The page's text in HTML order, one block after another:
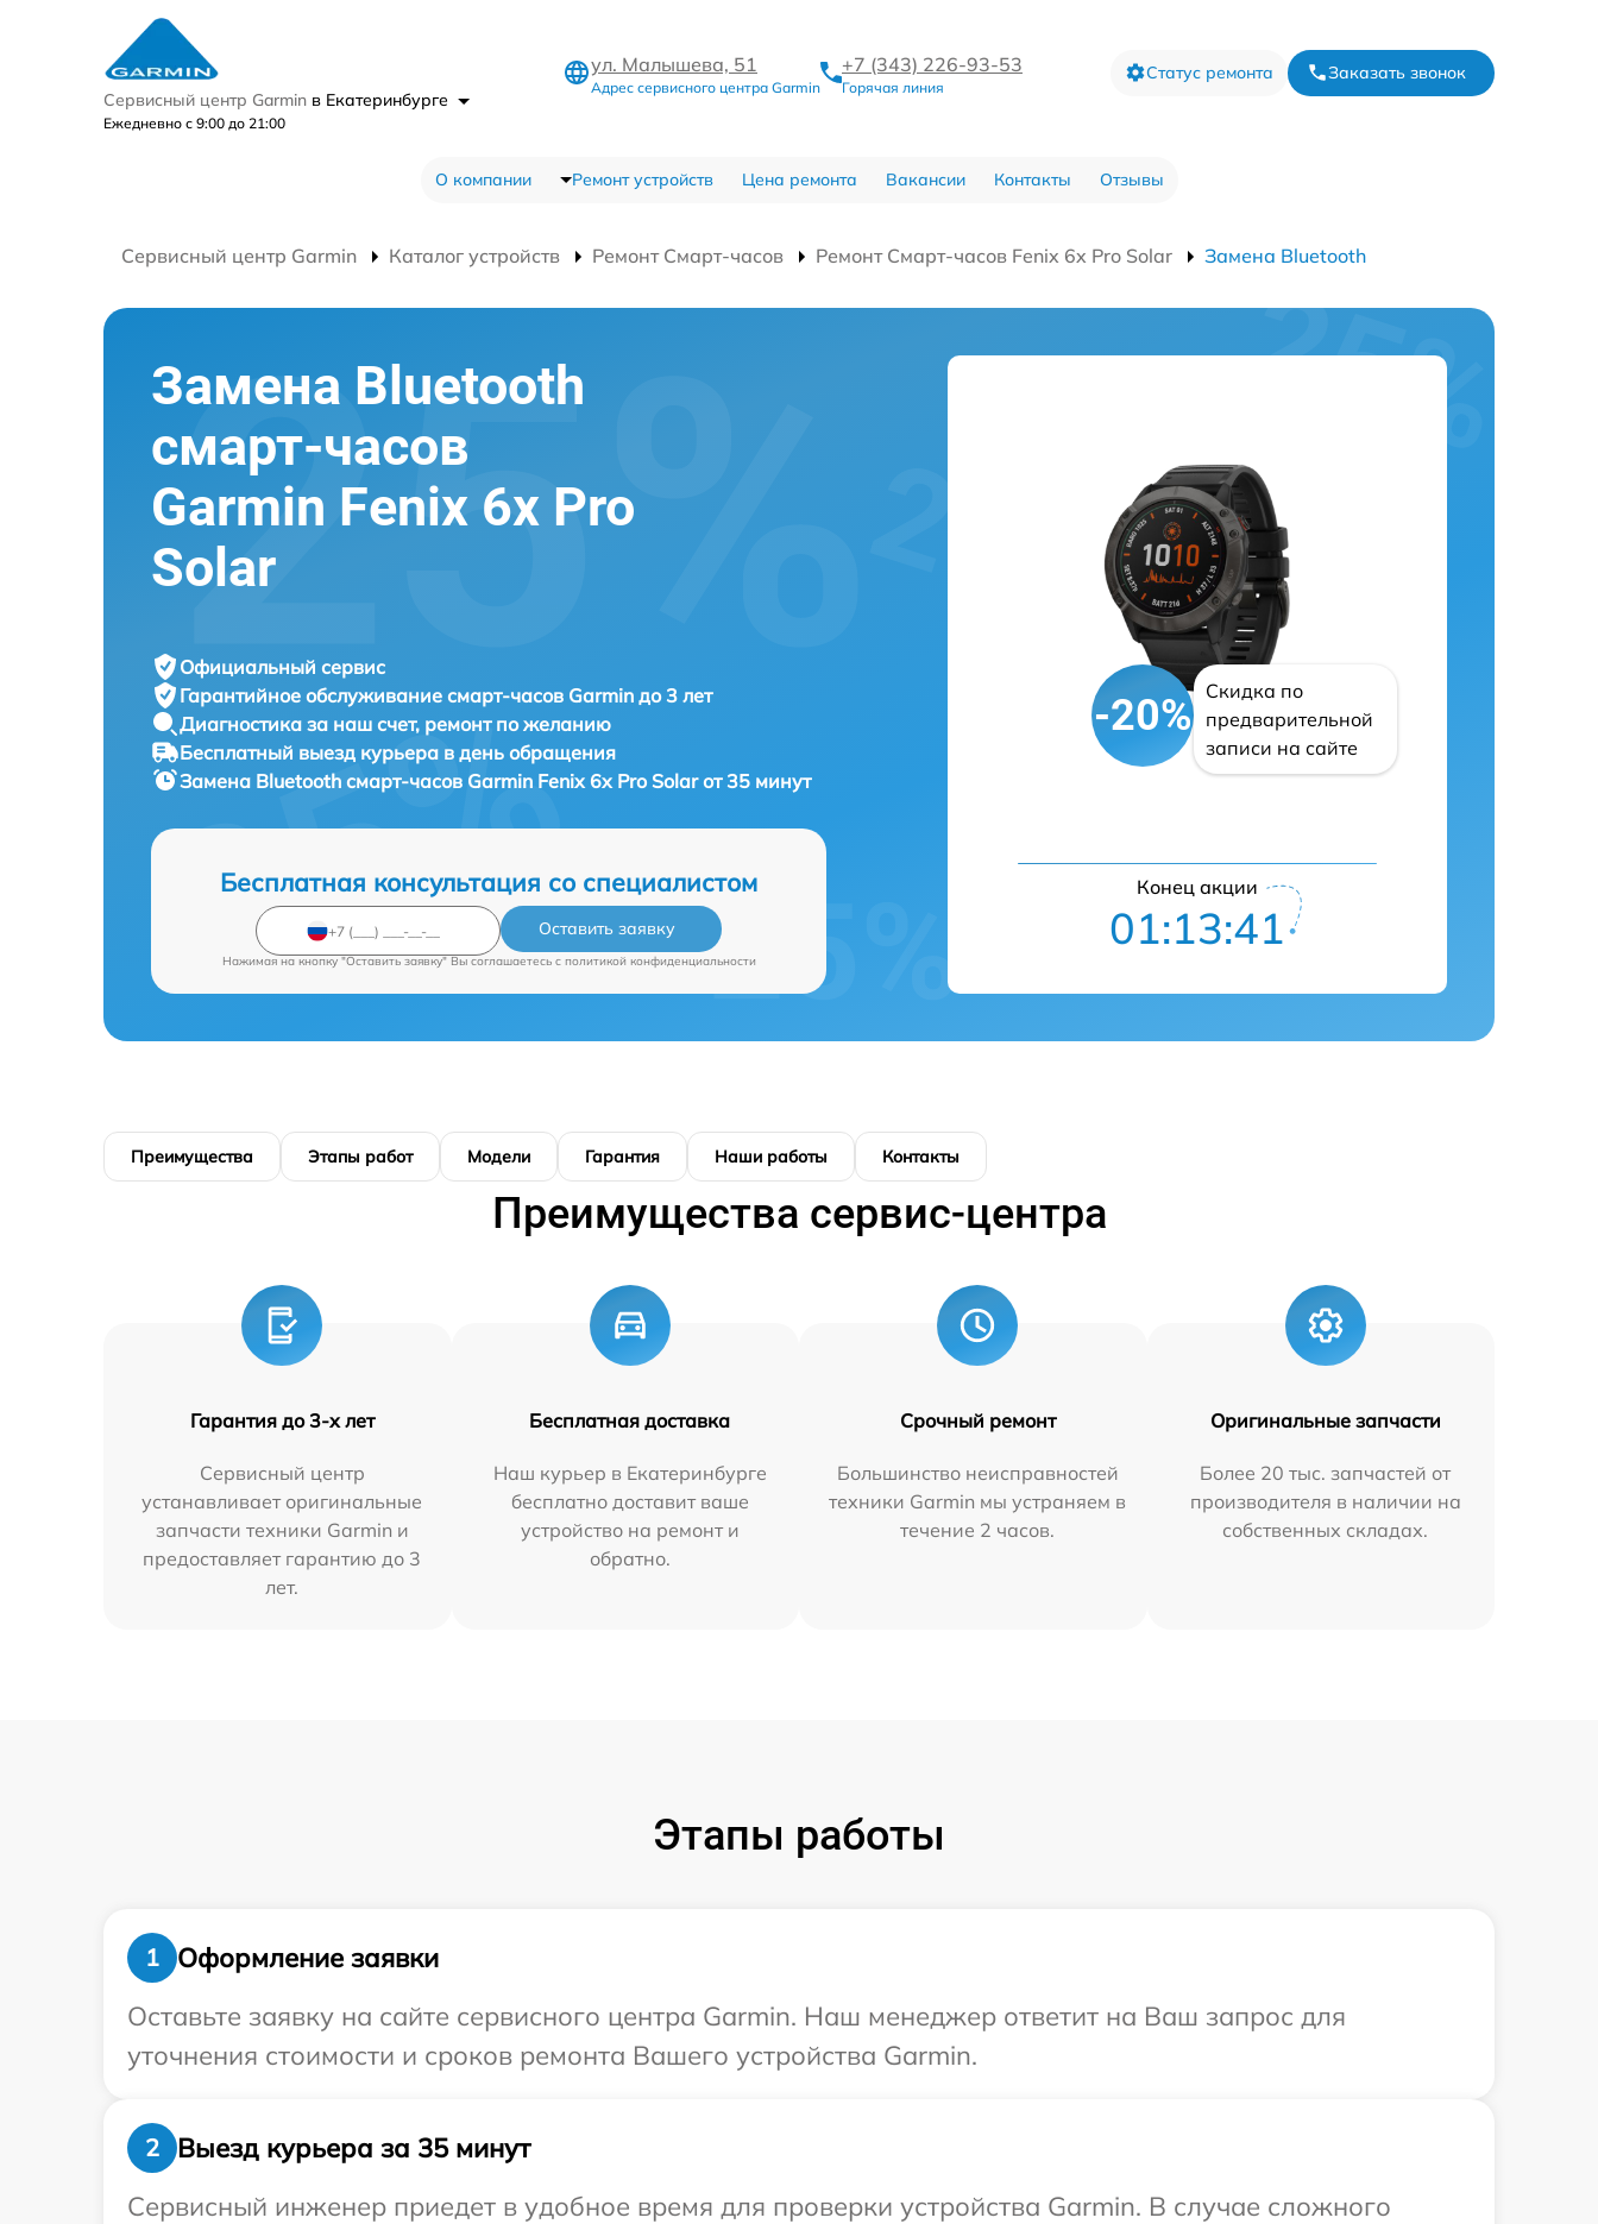
Сервисный центр Garmin в Екатеринбурге
Ежедневно с 9:00 до 21:00
ул. Малышева, 51
Адрес сервисного центра Garmin
+7 (343) 226-93-53
Горячая линия
Статус ремонта Заказать звонок
О компании Ремонт устройств Цена ремонта Вакансии Контакты Отзывы
Сервисный центр Garmin Каталог устройств Ремонт Смарт-часов Ремонт Смарт-часов Fenix 6x Pro Solar Замена Bluetooth
Замена Bluetooth
смарт-часов
Garmin Fenix 6x Pro
Solar
Официальный сервис
Гарантийное обслуживание смарт-часов Garmin до 3 лет
Диагностика за наш счет, ремонт по желанию
Бесплатный выезд курьера в день обращения
Замена Bluetooth смарт-часов Garmin Fenix 6x Pro Solar от 35 минут
Бесплатная консультация со специалистом
Оставить заявку
Нажимая на кнопку "Оставить заявку" Вы соглашаетесь c политикой конфиденциальности
-20%
Скидка по
предварительной
записи на сайте
Конец акции
01:13:40
Преимущества Этапы работ Модели Гарантия Наши работы Контакты
Преимущества сервис-центра
Гарантия до 3-х лет
Сервисный центр
устанавливает оригинальные
запчасти техники Garmin и
предоставляет гарантию до 3
лет.
Бесплатная доставка
Наш курьер в Екатеринбурге
бесплатно доставит ваше
устройство на ремонт и
обратно.
Срочный ремонт
Большинство неисправностей
техники Garmin мы устраняем в
течение 2 часов.
Оригинальные запчасти
Более 20 тыс. запчастей от
производителя в наличии на
собственных складах.
Этапы работы
1
Оформление заявки
Оставьте заявку на сайте сервисного центра Garmin. Наш менеджер ответит на Ваш запрос для
уточнения стоимости и сроков ремонта Вашего устройства Garmin.
2
Выезд курьера за 35 минут
Сервисный инженер приедет в удобное время для проверки устройства Garmin. В случае сложного